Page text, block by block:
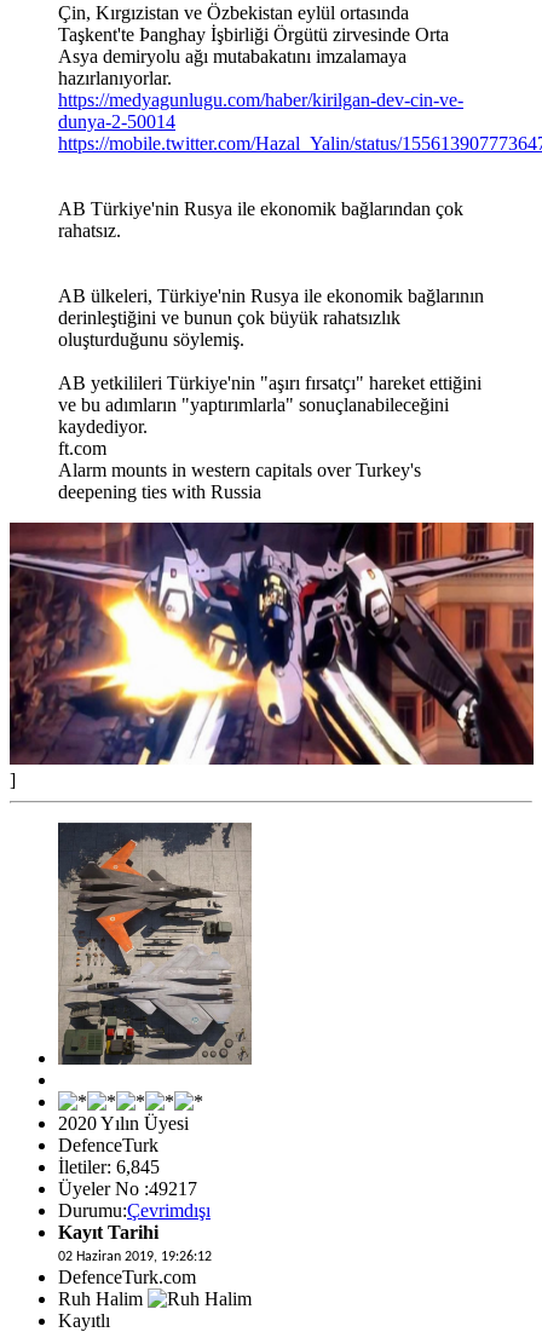
Çin, Kırgızistan ve Özbekistan eylül ortasında
Taşkent'te Þanghay İşbirliği Örgütü zirvesinde Orta
Asya demiryolu ağı mutabakatını imzalamaya
hazırlanıyorlar.
https://medyagunlugu.com/haber/kirilgan-dev-cin-ve-
dunya-2-50014
https://mobile.twitter.com/Hazal_Yalin/status/
AB Türkiye'nin Rusya ile ekonomik bağlarından çok
rahatsız.
AB ülkeleri, Türkiye'nin Rusya ile ekonomik bağlarının
derinleştiğini ve bunun çok büyük rahatsızlık
oluşturduğunu söylemiş.
AB yetkilileri Türkiye'nin "aşırı fırsatçı" hareket ettiğini
ve bu adımların "yaptırımlarla" sonuçlanabileceğini
kaydediyor.
ft.com
Alarm mounts in western capitals over Turkey's
deepening ties with Russia
]
2020 Yılın Üyesi
DefenceTurk
İletiler: 6,845
Üyeler No :49217
Durumu:Çevrimdışı
Kayıt Tarihi
02 Haziran 2019, 19:26:12
DefenceTurk.com
Ruh Halim
Kayıtlı